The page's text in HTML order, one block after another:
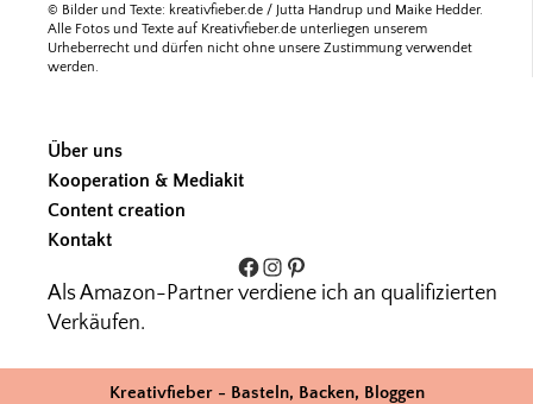
© Bilder und Texte: kreativfieber.de / Jutta Handrup und Maike Hedder.
Alle Fotos und Texte auf Kreativfieber.de unterliegen unserem
Urheberrecht und dürfen nicht ohne unsere Zustimmung verwendet
werden.
Über uns
Kooperation & Mediakit
Content creation
Kontakt
Facebook
Instagram
Pinterest
Als Amazon-Partner verdiene ich an qualifizierten
Verkäufen.
Kreativfieber - Basteln, Backen, Bloggen